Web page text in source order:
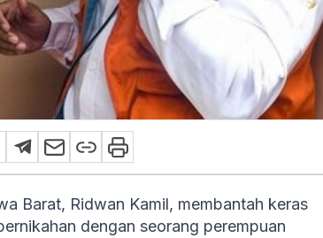
Barat, Ridwan Kamil, membantah keras
dengan seorang perempuan